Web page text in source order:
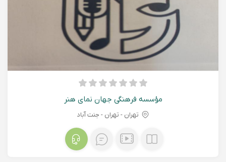
مؤسسه فرهنگی جهان نمای هنر
تهران - تهران - جنت آباد